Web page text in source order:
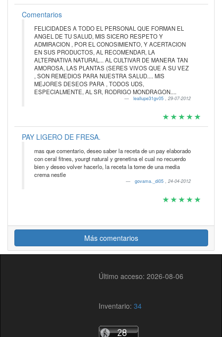
Comentarios
FELICIDADES A TODO EL PERSONAL QUE FORMAN EL
ANGEL DE TU SALUD, MIS SICERO RESPETO Y
ADMIRACION , POR EL CONOSIMIENTO, Y ACERTACION
EN SUS PRODUCTOS, AL RECOMENDAR, LA
ALTERNATIVA NATURAL... AL CULTIVAR DE MANERA TAN
AMOROSA, LAS PLANTAS (SERES VIVOS QUE A SU VEZ
, SON REMEDIOS PARA NUESTRA SALUD.... MIS
MEJORES DESEOS PARA , TODOS UDS,
ESPECIALMENTE, AL SR, RODRIGO MONDRAGON....
leallupe31gv05 , 29-07-2012
PAY LIGERO DE FRESA.
mas que comentario, deseo saber la receta de un pay elaborado
con ceral fitnes, yourgt natural y grenetina el cual no recuerdo
bien y deseo volver hacerlo, la receta la tome de una media
crema nestle
govama._di05 , 24-04-2012
Más comentarios
Último acceso: 2026-08-06
Inventario:34